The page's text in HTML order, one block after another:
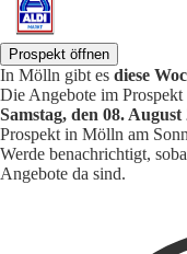
Prospekt öffnen
In Mölln gibt es diese
Die Angebote im
Samstag, den 08.
Prospekt in Mölln am
Werde benachrichtigt,
Angebote da sind.